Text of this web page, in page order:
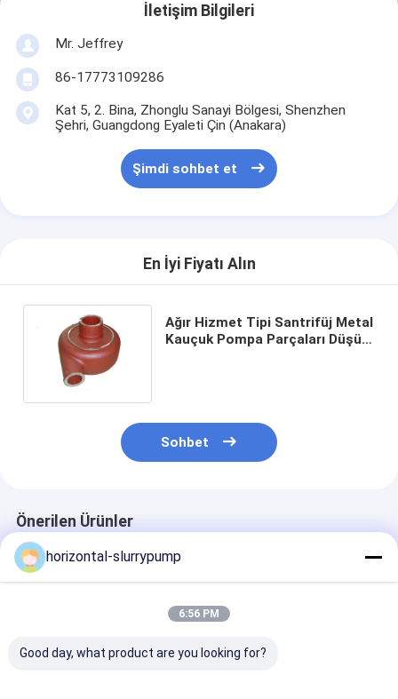
Ağır Hizmet Bulamaç Pompası
Su Kaynaklı Isı Pompası
Hidronik Isı Pompası
Yüzme Havuzu Isı Pompası
Çok Kademeli Santrifüj Pompa
Dikey Santrifüj Pompa
Yatay Santrifüj Pompa
Bulamaç Pompa Parçaları
İletişim Bilgileri
Mr. Jeffrey
86-17773109286
Kat 5, 2. Bina, Zhonglu Sanayi Bölgesi, Shenzhen
Şehri, Guangdong Eyaleti Çin (Anakara)
Şimdi sohbet et
En İyi Fiyatı Alın
Ağır Hizmet Tipi Santrifüj Metal
Kauçuk Pompa Parçaları Düşük
Sohbet
Önerilen Ürünler
horizontal-slurrypump
6:56 PM
Good day, what product are you looking for?